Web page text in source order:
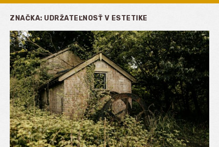
ZNAČKA: UDRŽATEĽNOSŤ V ESTETIKE